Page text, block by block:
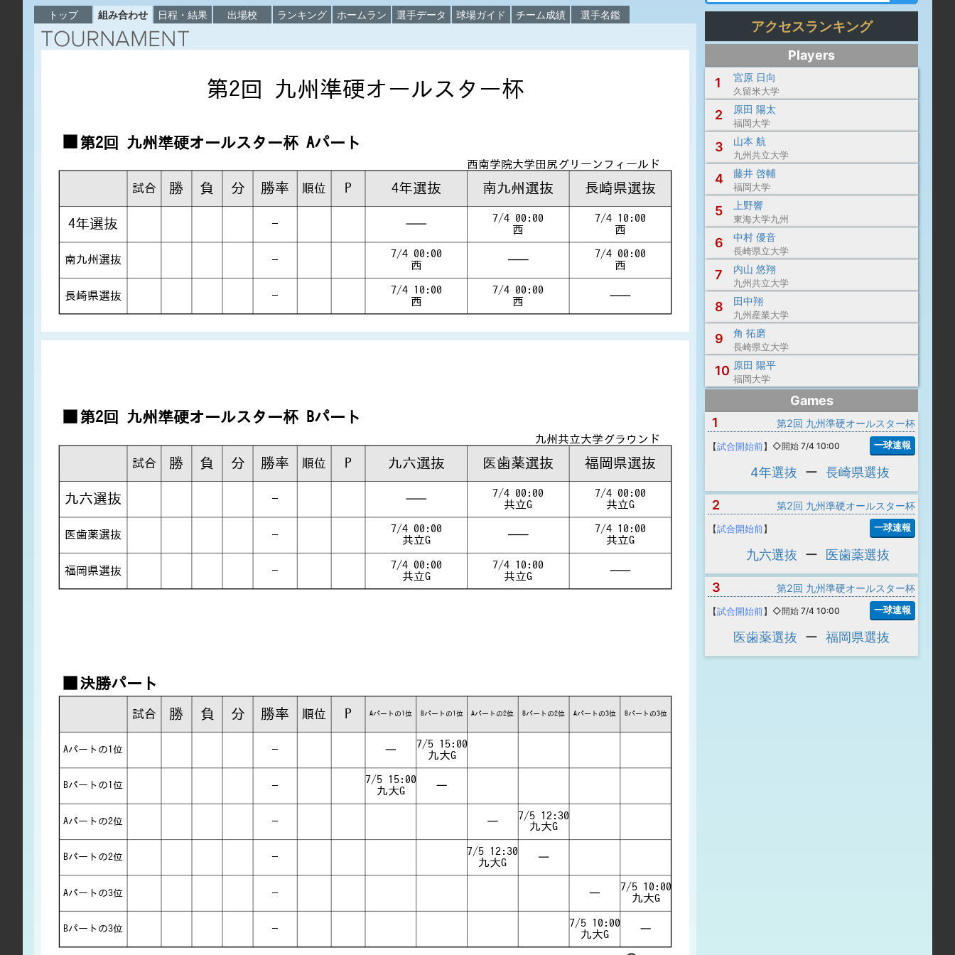
トップ 組み合わせ 日程・結果 出場校 ランキング ホームラン 選手データ 球場ガイド チーム成績 選手名鑑
アクセスランキング
Players
1
宮原 日向
久留米大学
2 原田 陽太
福岡大学
3 山本 航
九州共立大学
4 藤井 啓輔
福岡大学
5 上野響
東海大学九州
6 中村 優音
長崎県立大学
7 内山 悠翔
九州共立大学
8 田中翔
九州産業大学
9 角 拓磨
長崎県立大学
10 原田 陽平
福岡大学
Games
1
第2回 九州準硬オールスター杯
【試合開始前】 ◇開始 7/4 10:00 一球速報
4年選抜 ー 長崎県選抜
2 第2回 九州準硬オールスター杯
【試合開始前】 一球速報
九六選抜 ー 医歯薬選抜
3 第2回 九州準硬オールスター杯
【試合開始前】 ◇開始 7/4 10:00 一球速報
医歯薬選抜 ー 福岡県選抜